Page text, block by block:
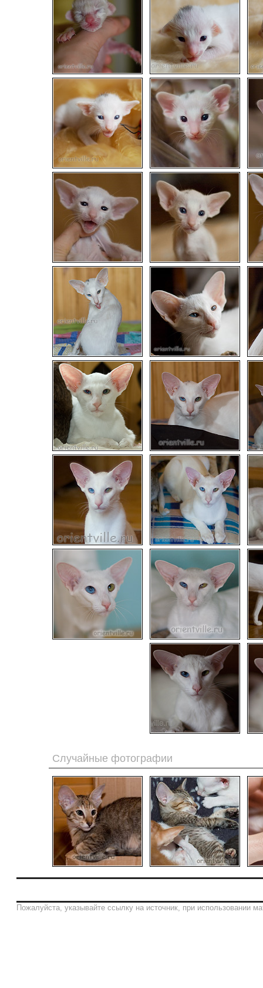
Случайные фотографии
Пожалуйста, указывайте ссылку на источник, при использовании